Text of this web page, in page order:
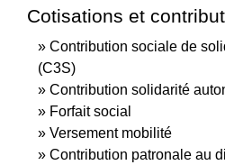
Cotisations et
Contribution sociale de
(C3S)
Contribution solidarité
Forfait social
Versement mobilité
Contribution patronale au